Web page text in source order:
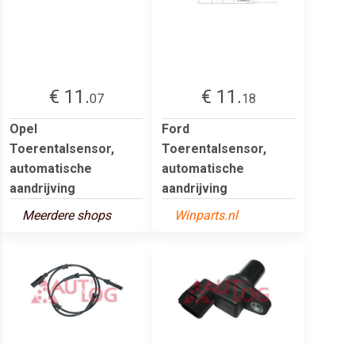
€ 11.07
Opel
Toerentalsensor,
automatische
aandrijving
Meerdere shops
€ 11.18
Ford
Toerentalsensor,
automatische
aandrijving
Winparts.nl